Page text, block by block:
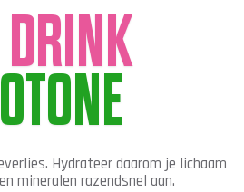
Hydrateer daarom je lichaam
mineralen razendsnel aan.